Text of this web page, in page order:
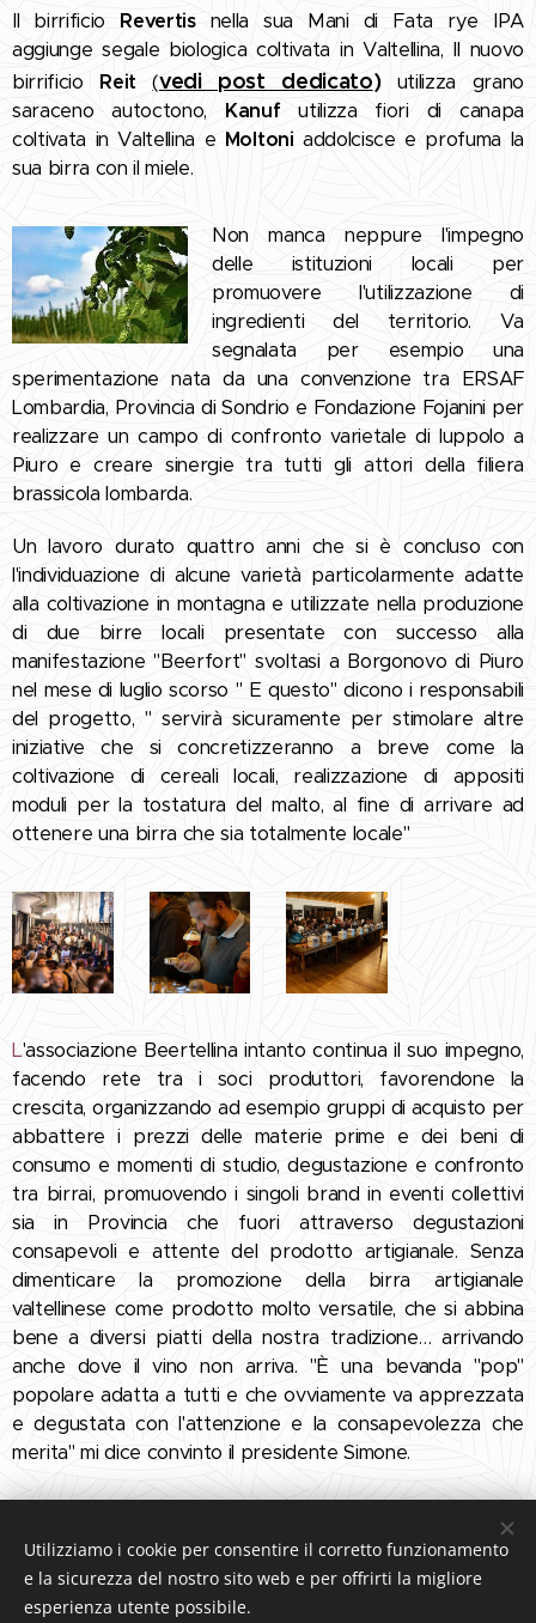
Il birrificio Revertisnella sua Mani di Fata rye IPA
aggiunge segale biologica coltivata in Valtellina, Il nuovo
birrificio Reit (vedi post dedicato)utilizza grano
saraceno autoctono, Kanufutilizza fiori di canapa
coltivata in Valtellina e Moltoniaddolcisce e profuma la
sua birra con il miele.
Non manca neppure l'impegno
delle istituzioni locali per
promuovere l'utilizzazione di
ingredienti del territorio. Va
segnalata per esempio una
sperimentazione nata da una convenzione tra ERSAF
Lombardia, Provincia di Sondrio e Fondazione Fojanini per
realizzare un campo di confronto varietale di luppolo a
Piuro e creare sinergie tra tutti gli attori della filiera
brassicola lombarda.
Un lavoro durato quattro anni che si è concluso con
l'individuazione di alcune varietà particolarmente adatte
alla coltivazione in montagna e utilizzate nella produzione
di due birre locali presentate con successo alla
manifestazione "Beerfort" svoltasi a Borgonovo di Piuro
nel mese di luglio scorso " E questo" dicono i responsabili
del progetto, " servirà sicuramente per stimolare altre
iniziative che si concretizzeranno a breve come la
coltivazione di cereali locali, realizzazione di appositi
moduli per la tostatura del malto, al fine di arrivare ad
ottenere una birra che sia totalmente locale"
L'associazione Beertellina intanto continua il suo impegno,
facendo rete tra i soci produttori, favorendone la
crescita, organizzando ad esempio gruppi di acquisto per
abbattere i prezzi delle materie prime e dei beni di
consumo e momenti di studio, degustazione e confronto
tra birrai, promuovendo i singoli brand in eventi collettivi
sia in Provincia che fuori attraverso degustazioni
consapevoli e attente del prodotto artigianale. Senza
dimenticare la promozione della birra artigianale
valtellinese come prodotto molto versatile, che si abbina
bene a diversi piatti della nostra tradizione… arrivando
anche dove il vino non arriva. "È una bevanda "pop"
popolare adatta a tutti e che ovviamente va apprezzata
e degustata con l'attenzione e la consapevolezza che
merita" mi dice convinto il presidente Simone.
Share
Utilizziamo i cookie per consentire il corretto funzionamento
e la sicurezza del nostro sito web e per offrirti la migliore
esperienza utente possibile.